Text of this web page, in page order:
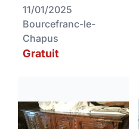
11/01/2025
Bourcefranc-le-
Chapus
Gratuit